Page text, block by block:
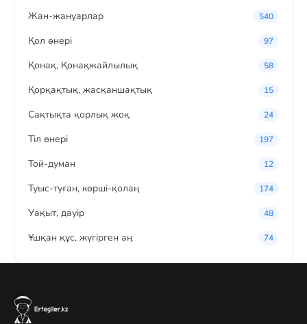
Жан-жануарлар 540
Қол өнері 97
Қонақ, Қонақжайлылық 58
Қорқақтық, жасқаншақтық 15
Сақтықта қорлық жоқ 24
Тіл өнері 197
Той-думан 12
Туыс-туған, көрші-қолаң 174
Уақыт, дәуір 48
Ұшқан құс, жүгірген аң 74